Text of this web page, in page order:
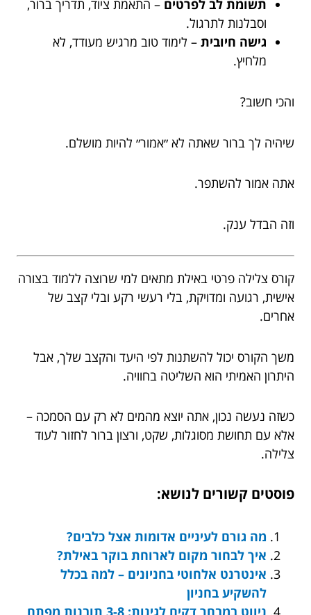
תשומת לב לפרטים – התאמת ציוד, תדריך ברור,
וסבלנות לתרגול.
גישה חיובית – לימוד טוב מרגיש מעודד, לא
מלחיץ.
והכי חשוב?
שיהיה לך ברור שאתה לא ״אמור״ להיות מושלם.
אתה אמור להשתפר.
וזה הבדל ענק.
קורס צלילה פרטי באילת מתאים למי שרוצה ללמוד בצורה
אישית, רגועה ומדויקת, בלי רעשי רקע ובלי קצב של
אחרים.
משך הקורס יכול להשתנות לפי היעד והקצב שלך, אבל
היתרון האמיתי הוא השליטה בחוויה.
כשזה נעשה נכון, אתה יוצא מהמים לא רק עם הסמכה –
אלא עם תחושת מסוגלות, שקט, ורצון ברור לחזור לעוד
צלילה.
פוסטים קשורים לנושא:
מה גורם לעיניים אדומות אצל כלבים?
איך לבחור מקום לארוחת בוקר באילת?
אינטרנט אלחוטי בחניונים – למה בכלל
להשקיע בחניון
ניווט במבחר דקים לגינות: 3-8 תובנות מפתח